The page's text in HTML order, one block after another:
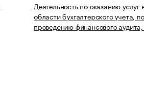
Деятельность по оказанию услуг
области бухгалтерского учета, по
проведению финансового